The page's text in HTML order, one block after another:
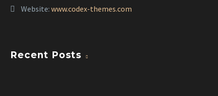
Website: www.codex-themes.com
Recent Posts